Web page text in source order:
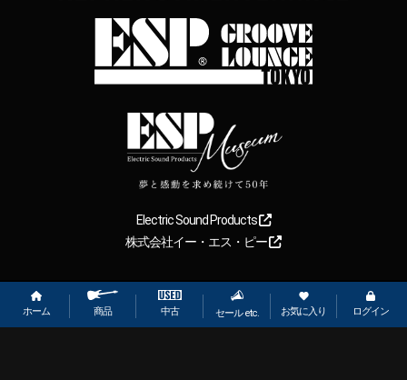
ホーム 商品 中古 セール etc. お気に入り ログイン
Electric Sound Products
株式会社イー・エス・ピー
Copyright 2026【ESP直営】BIGBOSS オンラインマーケット(ギター＆
ベース). All rights reserved.